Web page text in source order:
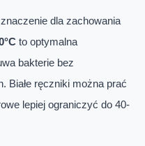
dla zachowania
to optymalna
bakterie bez
Białe ręczniki można prać
lepiej ograniczyć do 40-